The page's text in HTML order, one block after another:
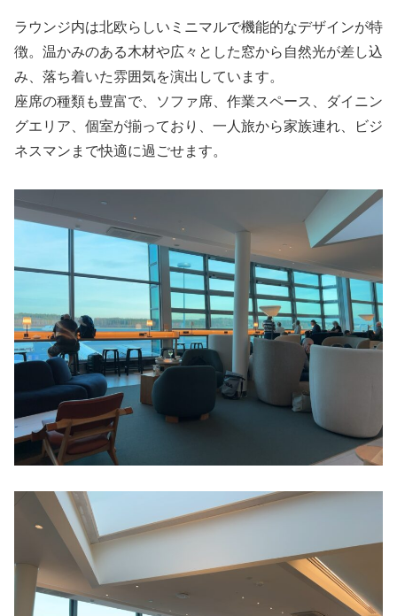
ラウンジ内は北欧らしいミニマルで機能的なデザインが特
徴。温かみのある木材や広々とした窓から自然光が差し込
み、落ち着いた雰囲気を演出しています。
座席の種類も豊富で、ソファ席、作業スペース、ダイニン
グエリア、個室が揃っており、一人旅から家族連れ、ビジ
ネスマンまで快適に過ごせます。